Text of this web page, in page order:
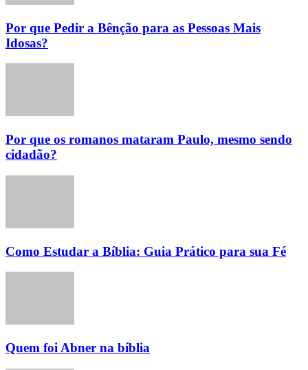
Por que Pedir a Bênção para as Pessoas Mais
Idosas?
Por que os romanos mataram Paulo, mesmo sendo
cidadão?
Como Estudar a Bíblia: Guia Prático para sua Fé
Quem foi Abner na bíblia​